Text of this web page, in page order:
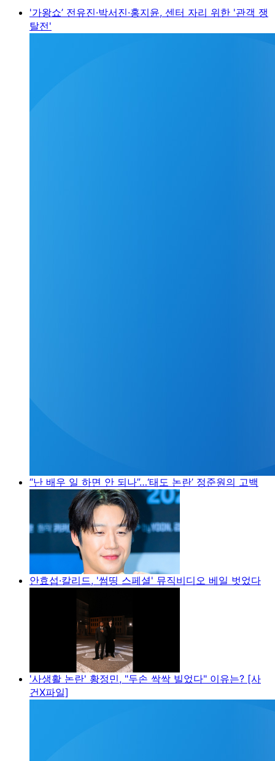
'가왕쇼’ 전유진·박서진·홍지윤, 센터 자리 위한 '관객 쟁
탈전'
“난 배우 일 하면 안 되나”…‘태도 논란’ 정준원의 고백
안효섭·칼리드, '썸띵 스페셜' 뮤직비디오 베일 벗었다
'사생활 논란' 황정민, "두손 싹싹 빌었다" 이유는? [사
건X파일]